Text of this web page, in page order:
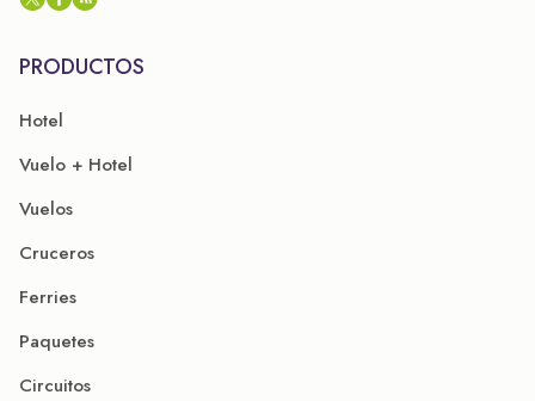
PRODUCTOS
Hotel
Vuelo + Hotel
Vuelos
Cruceros
Ferries
Paquetes
Circuitos